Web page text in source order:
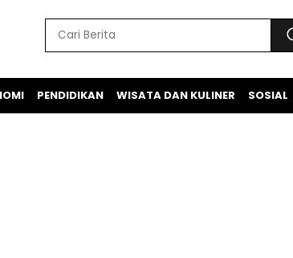
PENDIDIKAN WISATA DAN KULINER SOSIAL